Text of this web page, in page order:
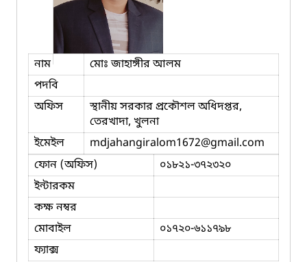
নাম
মোঃ জাহাঙ্গীর আলম
পদবি
অফিস
স্থানীয় সরকার প্রকৌশল অধিদপ্তর,
তেরখাদা, খুলনা
ইমেইল
mdjahangiralom1672@gmail.com
ফোন (অফিস)
০১৮২১-৩৭২৩২০
ইন্টারকম
কক্ষ নম্বর
মোবাইল
০১৭২০-৬১১৭৯৮
ফ্যাক্স